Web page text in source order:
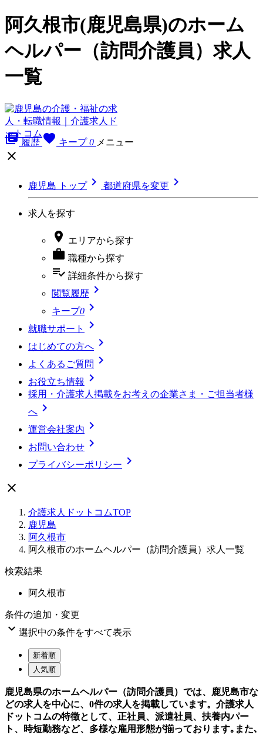
阿久根市(鹿児島県)のホーム
ヘルパー（訪問介護員）求人
一覧
library_books 履歴 favorite キープ 0 メニュー

鹿児島 トップ 都道府県を変更 
求人を探す
 エリアから探す
 職種から探す
playlist_add_check 詳細条件から探す
閲覧履歴 
キープ0 
就職サポート 
はじめての方へ 
よくあるご質問 
お役立ち情報 
採用・介護求人掲載をお考えの企業さま・ご担当者様
へ 
運営会社案内 
お問い合わせ 
プライバシーポリシー 

介護求人ドットコムTOP
鹿児島
阿久根市
阿久根市のホームヘルパー（訪問介護員）求人一覧
検索結果
阿久根市
条件の追加・変更
 選択中の条件をすべて表示
新着順
人気順
鹿児島県のホームヘルパー（訪問介護員）では、鹿児島市な
どの求人を中心に、0件の求人を掲載しています。介護求人
ドットコムの特徴として、正社員、派遣社員、扶養内パー
ト、時短勤務など、多様な雇用形態が揃っております｡また､